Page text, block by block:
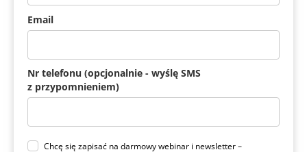
Email
Nr telefonu (opcjonalnie - wyślę SMS
z przypomnieniem)
Chcę się zapisać na darmowy webinar i newsletter –